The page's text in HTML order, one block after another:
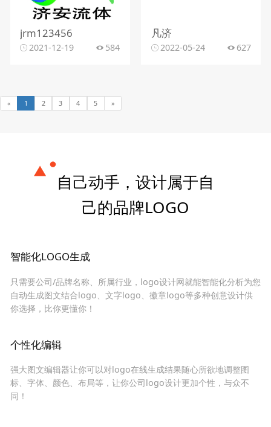
jrm123456
2021-12-19 584
凡济
2022-05-24 627
« 1 2 3 4 5 »
自己动手，设计属于自
己的品牌LOGO
智能化LOGO生成
只需要公司/品牌名称、所属行业，logo设计网就能智能化分析为您
自动生成图文结合logo、文字logo、徽章logo等多种创意设计供
你选择，比你更懂你！
个性化编辑
强大图文编辑器让你可以对logo在线生成结果随心所欲地调整图
标、字体、颜色、布局等，让你公司logo设计更加个性，与众不
同！